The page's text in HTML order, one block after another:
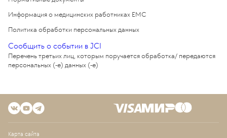
Информация о медицинских работниках EMC
Политика обработки персональных данных
Сообщить о событии в JCI
Перечень третьих лиц, которым поручается обработка/ передаются
персональных (-е) данных (-е)
Карта сайта